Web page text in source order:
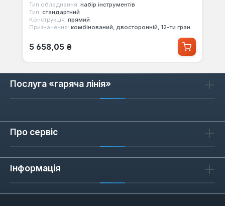
Тип обладнання: набір інструментів
Тип: стандартний
Конструкція: прямий
Призначення: комбінований, двосторонній, 12-ти гранний, з тріскачкою
Звичайна ціна:
5 658,05 ₴
Послуга «гаряча лінія»
Про сервіс
Інформація